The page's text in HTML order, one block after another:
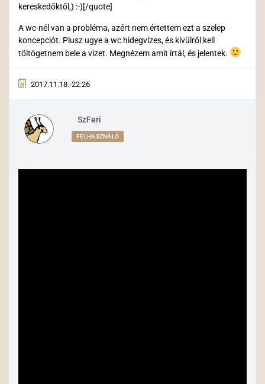
kereskedőktől,) :-)[/quote]
A wc-nél van a probléma, azért nem értettem ezt a szelep
koncepciót. Plusz ugye a wc hidegvízes, és kívülről kell
töltögetnem bele a vizet. Megnézem amit írtál, és jelentek.
2017.11.18.-22:26
SzFeri
FELHASZNÁLÓ